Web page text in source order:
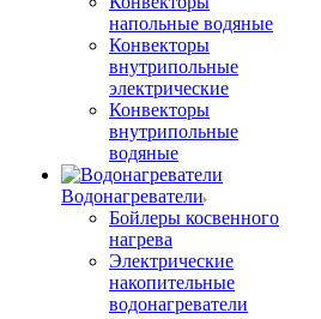
напольные водяные
Конвекторы
внутрипольные
электрические
Конвекторы
внутрипольные
водяные
Водонагреватели
Бойлеры косвенного
нагрева
Электрические
накопительные
водонагреватели